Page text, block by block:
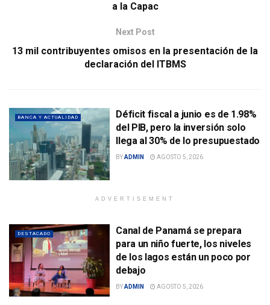
a la Capac
Next Post
13 mil contribuyentes omisos en la presentación de la
declaración del ITBMS
BANCA Y ACTUALIDAD
Déficit fiscal a junio es de 1.98%
del PIB, pero la inversión solo
llega al 30% de lo presupuestado
BYADMIN AGOSTO 5, 2026
ADVERTISEMENT
DESTACADO
Canal de Panamá se prepara
para un niño fuerte, los niveles
de los lagos están un poco por
debajo
BYADMIN AGOSTO 5, 2026